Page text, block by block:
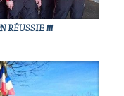
RÉUSSIE !!!